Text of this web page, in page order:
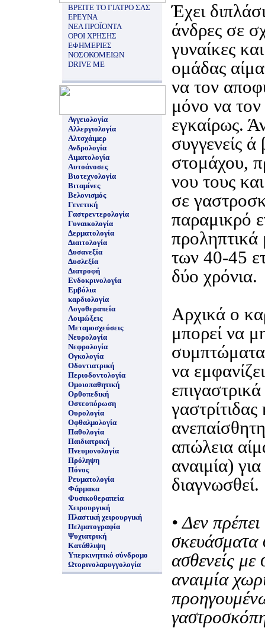
ΒΡΕΙΤΕ ΤΟ ΓΙΑΤΡΟ ΣΑΣ
ΕΡΕΥΝΑ
ΝΕΑ ΠΡΟΪΟΝΤΑ
ΟΡΟΙ ΧΡΗΣΗΣ
ΕΦΗΜΕΡΙΕΣ
ΝΟΣΟΚΟΜΕΙΩΝ
DRIVE ME
Αγγειολογία
Αλλεργιολογία
Αλτσχάιμερ
Ανδρολογία
Αιματολογία
Αυτοάνοσες
Βιοτεχνολογία
Βιταμίνες
Βελονισμός
Γενετική
Γαστρεντερολογία
Γυναικολογία
Δερματολογία
Διαιτολογία
Δυσανεξία
Δυσλεξία
Διατροφή
Ενδοκρινολογία
Εμβόλια
καρδιολογία
Λογοθεραπεία
Λοιμώξεις
Μεταμοσχεύσεις
Νευρολογία
Νεφρολογία
Ογκολογία
Οδοντιατρική
Περιοδοντολογία
Ομοιοπαθητική
Ορθοπεδική
Οστεοπόρωση
Ουρολογία
Οφθαλμολογία
Παθολογία
Παιδιατρική
Πνευμονολογία
Πρόληψη
Πόνος
Ρευματολογία
Φάρμακα
Φυσικοθεραπεία
Χειρουργική
Πλαστική χειρουργική
Πελματογραφία
Ψυχιατρική
Κατάθλιψη
Υπερκινητικό σύνδρομο
Ωτορινολαρυγγολογία
Έχει
άνδρες σε
γυναίκες
ομάδας
να τον
μόνο να τον
εγκαίρως.
συγγενείς
στομάχου,
νου τους
σε
παραμικρό
προληπτικά
των 40-45
δύο χρόνια.
Αρχικά ο
μπορεί να
να
απώλεια
αναιμία)
διαγνωσθεί.
• Δεν
σκευάσματα
ασθενείς με
αναιμία